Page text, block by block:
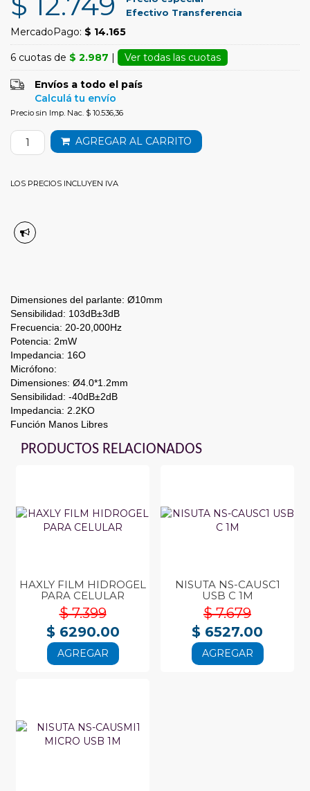
Efectivo Transferencia
MercadoPago: $ 14.165
6 cuotas de $ 2.987 | Ver todas las cuotas
Envíos a todo el país
Calculá tu envío
Precio sin Imp. Nac. $ 10.536,36
AGREGAR AL CARRITO
LOS PRECIOS INCLUYEN IVA
Dimensiones del parlante: Ø10mm
Sensibilidad: 103dB±3dB
Frecuencia: 20-20,000Hz
Potencia: 2mW
Impedancia: 16O
Micrófono:
Dimensiones: Ø4.0*1.2mm
Sensibilidad: -40dB±2dB
Impedancia: 2.2KO
Función Manos Libres
PRODUCTOS RELACIONADOS
HAXLY FILM HIDROGEL
PARA CELULAR
$ 7.399
$ 6290.00
AGREGAR
NISUTA NS-CAUSC1
USB C 1M
$ 7.679
$ 6527.00
AGREGAR